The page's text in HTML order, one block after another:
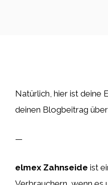
Natürlich, hier ist deine
deinen Blogbeitrag
—
elmex Zahnseide ist